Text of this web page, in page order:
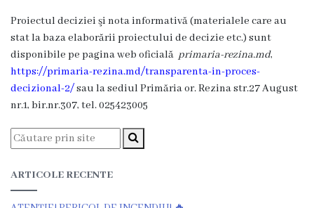
Locative”
or.Rezina.
Î.M
,,
Piața
comercială
a
orașului
Proiectul deciziei şi nota informativă (materialele care au
stat la baza elaborării proiectului de decizie etc.) sunt
disponibile pe pagina web oficială primaria-rezina.md,
https://primaria-rezina.md/transparenta-in-proces-
decizional-2/sau la sediul Primăria or. Rezina str.27 August
nr.1, bir.nr.307, tel. 025423005
ARTICOLE RECENTE